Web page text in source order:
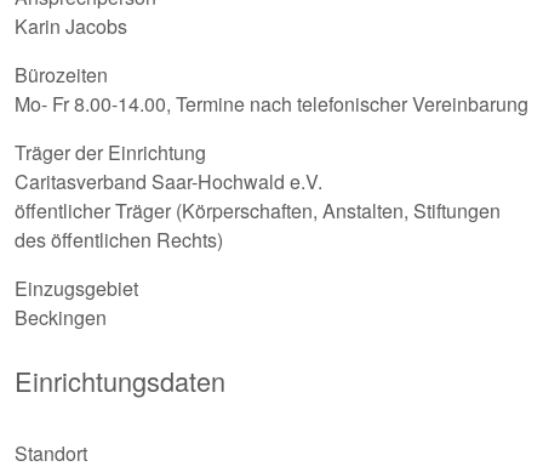
Karin Jacobs
Bürozeiten
Mo- Fr 8.00-14.00, Termine nach telefonischer Vereinbarung
Träger der Einrichtung
Caritasverband Saar-Hochwald e.V.
öffentlicher Träger (Körperschaften, Anstalten, Stiftungen
des öffentlichen Rechts)
Einzugsgebiet
Beckingen
Einrichtungsdaten
Standort